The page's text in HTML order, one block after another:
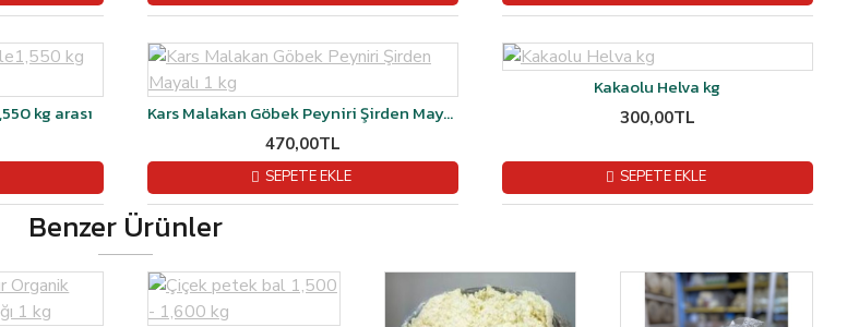
kg arası Kars Malakan Göbek Peyniri Şirden Mayalı 1 kg
470,00TL
SEPETE EKLE
Kakaolu Helva kg
300,00TL
SEPETE EKLE
Benzer Ürünler